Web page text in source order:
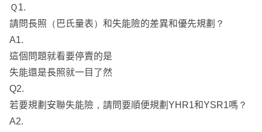
Ｑ1.
請問長照（巴氏量表）和失能險的差異和優先規劃？
A1.
這個問題就看要停賣的是
失能還是長照就一目了然
Q2.
若要規劃安聯失能險，請問要順便規劃YHR1和YSR1嗎？
A2.